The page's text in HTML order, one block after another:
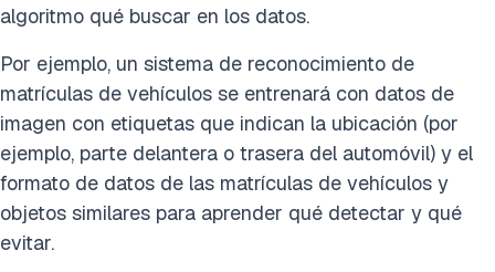
algoritmo qué buscar en los datos.
Por ejemplo, un sistema de reconocimiento de
matrículas de vehículos se entrenará con datos de
imagen con etiquetas que indican la ubicación (por
ejemplo, parte delantera o trasera del automóvil) y el
formato de datos de las matrículas de vehículos y
objetos similares para aprender qué detectar y qué
evitar.